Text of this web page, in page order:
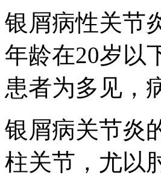
银屑病性关节
年龄在20岁以
患者为多见，
银屑病关节炎
柱关节，尤以